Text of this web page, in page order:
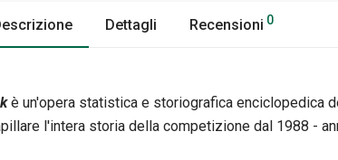
Dettagli Recensioni 0
è un'opera statistica e storiografica enciclopedica
l'intera storia della competizione dal 1988 -